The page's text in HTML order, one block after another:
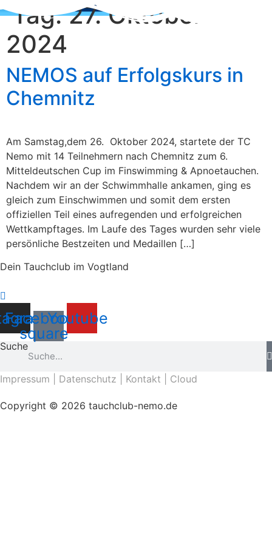
Zum
Inhalt
wechseln
Tag:27. Oktober
2024
NEMOS auf Erfolgskurs in
Chemnitz
Am Samstag,dem 26. Oktober 2024, startete der TC
Nemo mit 14 Teilnehmern nach Chemnitz zum 6.
Mitteldeutschen Cup im Finswimming & Apnoetauchen.
Nachdem wir an der Schwimmhalle ankamen, ging es
gleich zum Einschwimmen und somit dem ersten
offiziellen Teil eines aufregenden und erfolgreichen
Wettkampftages. Im Laufe des Tages wurden sehr viele
persönliche Bestzeiten und Medaillen […]
Dein Tauchclub im Vogtland
Facebook-
square
Youtube
Suche
Impressum Datenschutz Kontakt Cloud
Copyright © 2026 tauchclub-nemo.de